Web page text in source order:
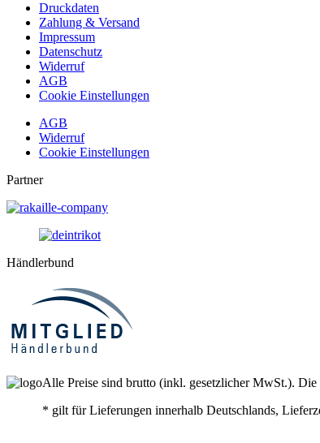
Druckdaten
Zahlung & Versand
Impressum
Datenschutz
Widerruf
AGB
Cookie Einstellungen
AGB
Widerruf
Cookie Einstellungen
Partner
Händlerbund
Alle Preise sind brutto (inkl. gesetzlicher MwSt.). Die
* gilt für Lieferungen innerhalb Deutschlands,